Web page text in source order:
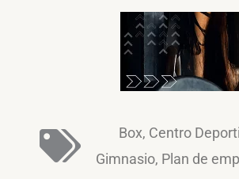
Box, Centro
Gimnasio, Plan de